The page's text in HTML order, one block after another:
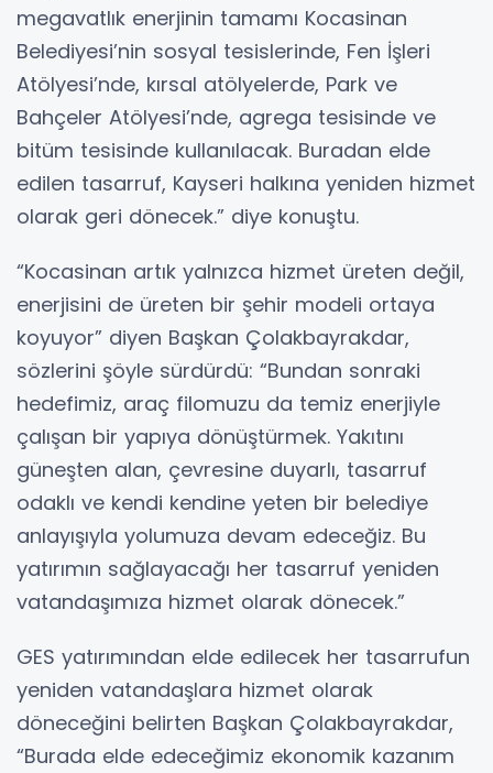
megavatlık enerjinin tamamı Kocasinan
Belediyesi’nin sosyal tesislerinde, Fen İşleri
Atölyesi’nde, kırsal atölyelerde, Park ve
Bahçeler Atölyesi’nde, agrega tesisinde ve
bitüm tesisinde kullanılacak. Buradan elde
edilen tasarruf, Kayseri halkına yeniden hizmet
olarak geri dönecek.” diye konuştu.
“Kocasinan artık yalnızca hizmet üreten değil,
enerjisini de üreten bir şehir modeli ortaya
koyuyor” diyen Başkan Çolakbayrakdar,
sözlerini şöyle sürdürdü: “Bundan sonraki
hedefimiz, araç filomuzu da temiz enerjiyle
çalışan bir yapıya dönüştürmek. Yakıtını
güneşten alan, çevresine duyarlı, tasarruf
odaklı ve kendi kendine yeten bir belediye
anlayışıyla yolumuza devam edeceğiz. Bu
yatırımın sağlayacağı her tasarruf yeniden
vatandaşımıza hizmet olarak dönecek.”
GES yatırımından elde edilecek her tasarrufun
yeniden vatandaşlara hizmet olarak
döneceğini belirten Başkan Çolakbayrakdar,
“Burada elde edeceğimiz ekonomik kazanım